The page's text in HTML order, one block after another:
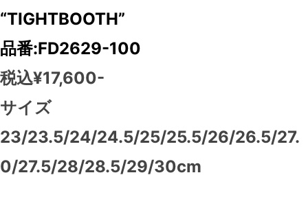
“TIGHTBOOTH”
品番:FD2629-100
税込¥17,600-
サイズ
23/23.5/24/24.5/25/25.5/26/26.5/27.
0/27.5/28/28.5/29/30cm